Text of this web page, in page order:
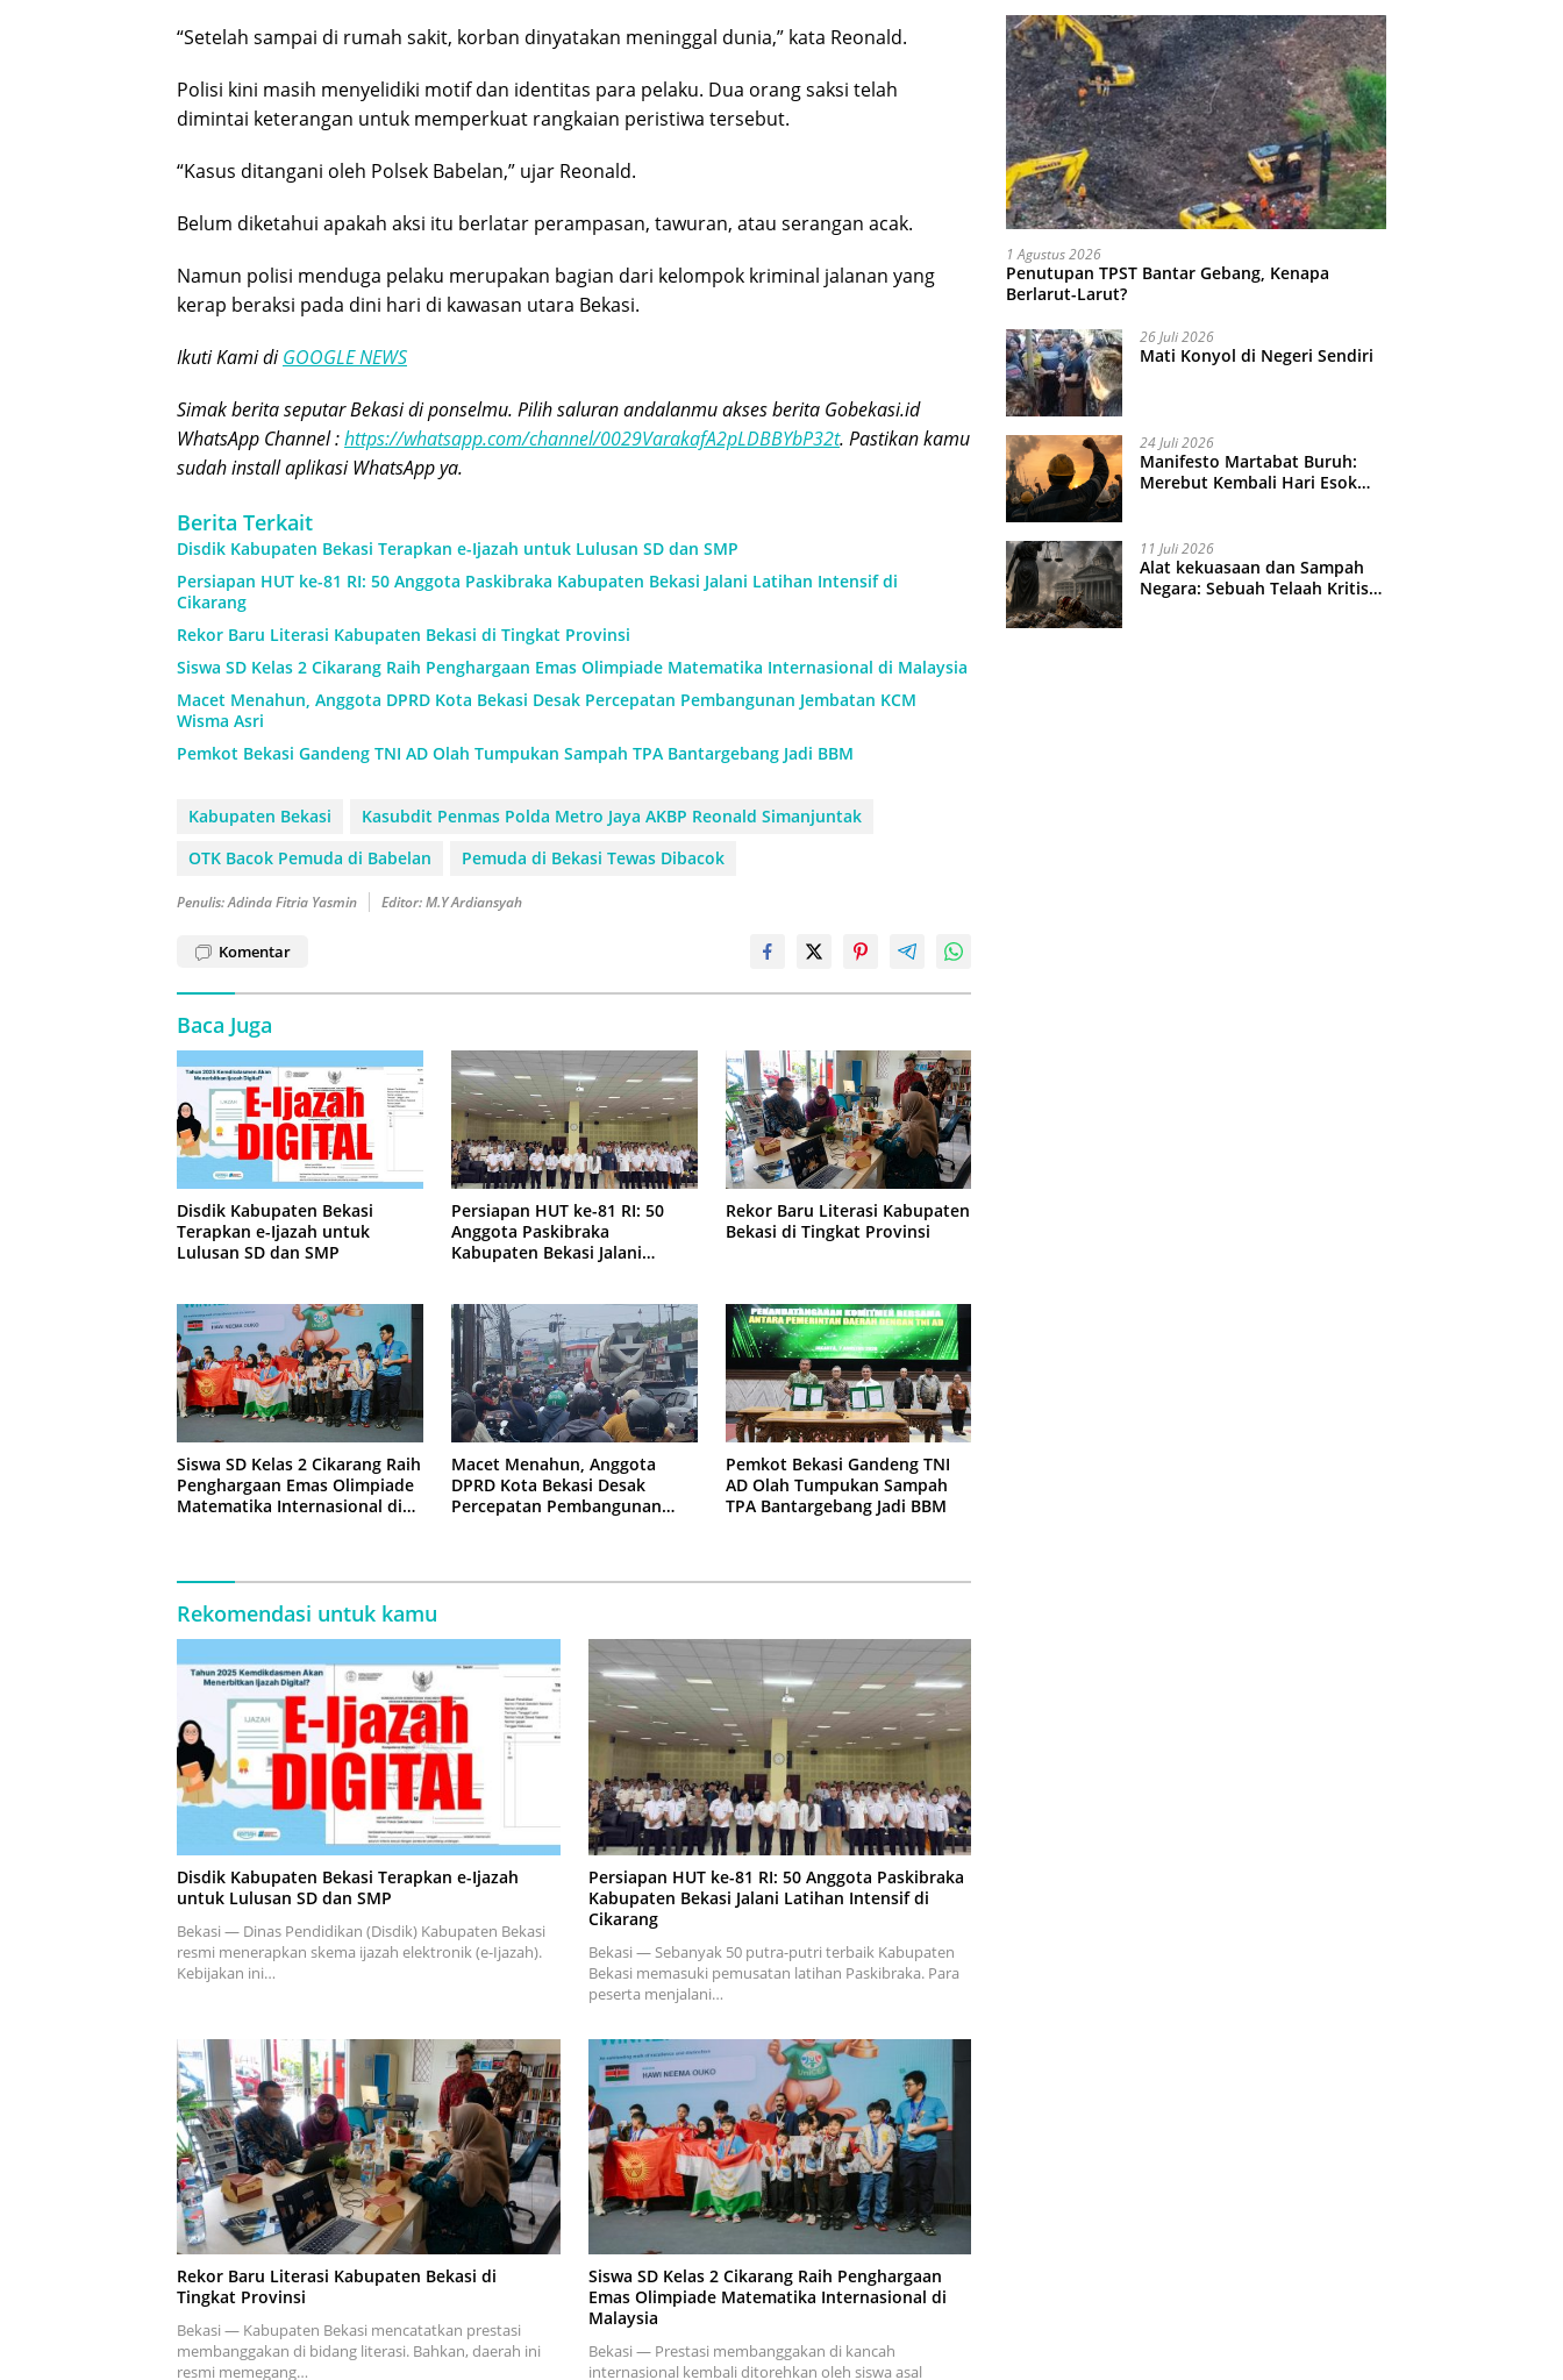
“Setelah sampai di rumah sakit, korban dinyatakan meninggal dunia,” kata Reonald.
Polisi kini masih menyelidiki motif dan identitas para pelaku. Dua orang saksi telah
dimintai keterangan untuk memperkuat rangkaian peristiwa tersebut.
“Kasus ditangani oleh Polsek Babelan,” ujar Reonald.
Belum diketahui apakah aksi itu berlatar perampasan, tawuran, atau serangan acak.
Namun polisi menduga pelaku merupakan bagian dari kelompok kriminal jalanan yang
kerap beraksi pada dini hari di kawasan utara Bekasi.
Ikuti Kami diGOOGLE NEWS
Simak berita seputar Bekasi di ponselmu. Pilih saluran andalanmu akses berita Gobekasi.id
WhatsApp Channel :https://whatsapp.com/channel/0029VarakafA2pLDBBYbP32t. Pastikan kamu
sudah install aplikasi WhatsApp ya.
Berita Terkait
Disdik Kabupaten Bekasi Terapkan e-Ijazah untuk Lulusan SD dan SMP
Persiapan HUT ke-81 RI: 50 Anggota Paskibraka Kabupaten Bekasi Jalani Latihan Intensif di
Cikarang
Rekor Baru Literasi Kabupaten Bekasi di Tingkat Provinsi
Siswa SD Kelas 2 Cikarang Raih Penghargaan Emas Olimpiade Matematika Internasional di Malaysia
Macet Menahun, Anggota DPRD Kota Bekasi Desak Percepatan Pembangunan Jembatan KCM
Wisma Asri
Pemkot Bekasi Gandeng TNI AD Olah Tumpukan Sampah TPA Bantargebang Jadi BBM
Kabupaten Bekasi
Kasubdit Penmas Polda Metro Jaya AKBP Reonald Simanjuntak
OTK Bacok Pemuda di Babelan
Pemuda di Bekasi Tewas Dibacok
Penulis: Adinda Fitria Yasmin Editor: M.Y Ardiansyah
Komentar
Baca Juga
Disdik Kabupaten Bekasi
Terapkan e-Ijazah untuk
Lulusan SD dan SMP
Persiapan HUT ke-81 RI: 50
Anggota Paskibraka
Kabupaten Bekasi Jalani
Rekor Baru Literasi Kabupaten
Bekasi di Tingkat Provinsi
Siswa SD Kelas 2 Cikarang Raih
Penghargaan Emas Olimpiade
Matematika Internasional di
Macet Menahun, Anggota
DPRD Kota Bekasi Desak
Percepatan Pembangunan
Pemkot Bekasi Gandeng TNI
AD Olah Tumpukan Sampah
TPA Bantargebang Jadi BBM
Rekomendasi untuk kamu
Disdik Kabupaten Bekasi Terapkan e-Ijazah
untuk Lulusan SD dan SMP
Bekasi — Dinas Pendidikan (Disdik) Kabupaten Bekasi
resmi menerapkan skema ijazah elektronik (e-Ijazah).
Kebijakan ini…
Persiapan HUT ke-81 RI: 50 Anggota Paskibraka
Kabupaten Bekasi Jalani Latihan Intensif di
Cikarang
Bekasi — Sebanyak 50 putra-putri terbaik Kabupaten
Bekasi memasuki pemusatan latihan Paskibraka. Para
peserta menjalani…
Rekor Baru Literasi Kabupaten Bekasi di
Tingkat Provinsi
Bekasi — Kabupaten Bekasi mencatatkan prestasi
membanggakan di bidang literasi. Bahkan, daerah ini
resmi memegang…
Siswa SD Kelas 2 Cikarang Raih Penghargaan
Emas Olimpiade Matematika Internasional di
Malaysia
Bekasi — Prestasi membanggakan di kancah
internasional kembali ditorehkan oleh siswa asal
1 Agustus 2026
Penutupan TPST Bantar Gebang, Kenapa
Berlarut-Larut?
26 Juli 2026
Mati Konyol di Negeri Sendiri
24 Juli 2026
Manifesto Martabat Buruh:
Merebut Kembali Hari Esok
11 Juli 2026
Alat kekuasaan dan Sampah
Negara: Sebuah Telaah Kritis